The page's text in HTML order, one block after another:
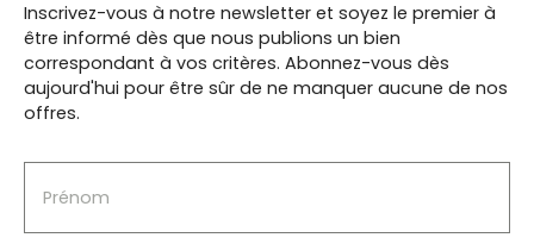
Inscrivez-vous à notre newsletter et soyez le premier à
être informé dès que nous publions un bien
correspondant à vos critères. Abonnez-vous dès
aujourd'hui pour être sûr de ne manquer aucune de nos
offres.
Prénom